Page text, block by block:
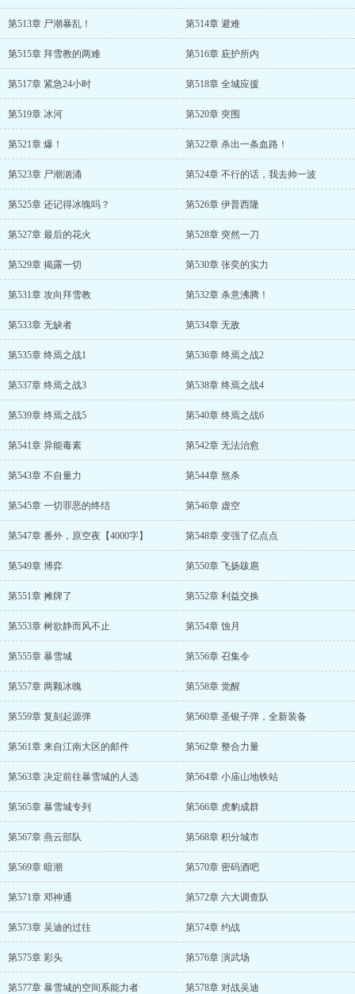
第513章 尸潮暴乱！ 第514章 避难
第515章 拜雪教的两难 第516章 庇护所内
第517章 紧急24小时 第518章 全城应援
第519章 冰河 第520章 突围
第521章 爆！ 第522章 杀出一条血路！
第523章 尸潮汹涌 第524章 不行的话，我去帅一波
第525章 还记得冰魄吗？ 第526章 伊普西隆
第527章 最后的花火 第528章 突然一刀
第529章 揭露一切 第530章 张奕的实力
第531章 攻向拜雪教 第532章 杀意沸腾！
第533章 无缺者 第534章 无敌
第535章 终焉之战1 第536章 终焉之战2
第537章 终焉之战3 第538章 终焉之战4
第539章 终焉之战5 第540章 终焉之战6
第541章 异能毒素 第542章 无法治愈
第543章 不自量力 第544章 熬杀
第545章 一切罪恶的终结 第546章 虚空
第547章 番外，原空夜【4000字】 第548章 变强了亿点点
第549章 博弈 第550章 飞扬跋扈
第551章 摊牌了 第552章 利益交换
第553章 树欲静而风不止 第554章 蚀月
第555章 暴雪城 第556章 召集令
第557章 两颗冰魄 第558章 觉醒
第559章 复刻起源弹 第560章 圣银子弹，全新装备
第561章 来自江南大区的邮件 第562章 整合力量
第563章 决定前往暴雪城的人选 第564章 小庙山地铁站
第565章 暴雪城专列 第566章 虎豹成群
第567章 燕云部队 第568章 积分城市
第569章 暗潮 第570章 密码酒吧
第571章 邓神通 第572章 六大调查队
第573章 吴迪的过往 第574章 约战
第575章 彩头 第576章 演武场
第577章 暴雪城的空间系能力者 第578章 对战吴迪